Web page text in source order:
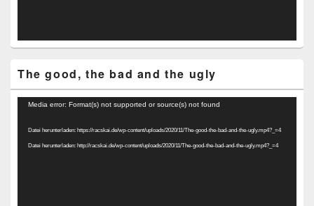
The good, the bad and the ugly
Video-
Media error: Format(s) not supported or source(s) not found
Datei herunterladen: https://racskai.de/wp-content/uploads/2020/11/The-good-the-bad-and-the-ugly.mp4?_=4
Datei herunterladen: http://racskai.de/wp-content/uploads/2020/11/The-good-the-bad-and-the-ugly.mp4?_=4